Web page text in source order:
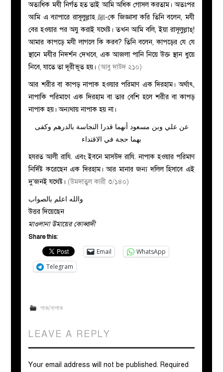
অত্যধিক মযী নির্গত হত তাই আমি অধিক গোসল করতাম। অতঃপর
আমি এ ব্যাপারে রাসূলুল্লাহ ﷺ-কে জিজ্ঞাসা করি তিনি বলেন, মযী
বের হওয়ার পর অযু করাই যথেষ্ট। তখন আমি বলি, ইয়া রাসূলুল্লাহ্!
আমার কাপড়ে মযী লাগলে কি করব? তিনি বলেন, কাপড়ের যে যে
স্থানে মযীর নিদর্শন দেখবে, এক আজলা পানি নিয়ে উক্ত স্থান ধুয়ে
নিবে, যাতে তা দূরীভূত হয়। (আবু দাউদ ২১০)
আর শরীর বা কাপড় নাপাক হওয়ার পরিমাণ এক দিরহাম। অর্থাৎ,
নাপাকি পরিমাণে এক দিরহাম বা তার বেশি হলে শরীর বা কাপড়
নাপাক হয়। অন্যথায় নাপাক হয় না।
عن علي وبن مسعود أنهما قدرا النجاسة بالدرهم وكفى
بهما حجة في الاقتداء
হযরত আলী রাযি. এবং ইবনে মাসউদ রাযি. নাপাক হওয়ার পরিমাণ
নির্দিষ্ট করেছেন এক দিরহাম। আর মানার জন্য দলিল হিসাবে এই
দু’জনই যথেষ্ট। (উমদাতুল কারী ৩/১৪০)
والله اعلم بالصواب
উত্তর দিয়েছেন
মাওলানা উমায়ের কোব্বাদী
Share this:
Email
WhatsApp
Telegram
পাক/নাপাক
LEAVE A REPLY
Your email address will not be published. Required